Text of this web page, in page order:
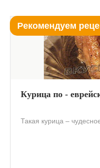
Рекомендуем
Курица по -
Такая курица –